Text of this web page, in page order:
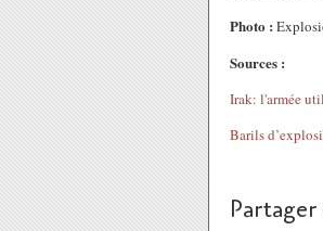
Photo :
Sources :
Irak: l'armée
Barils